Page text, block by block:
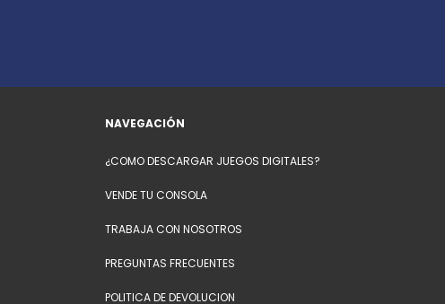
NAVEGACIÓN
¿COMO DESCARGAR JUEGOS DIGITALES?
VENDE TU CONSOLA
TRABAJA CON NOSOTROS
PREGUNTAS FRECUENTES
POLITICA DE DEVOLUCION